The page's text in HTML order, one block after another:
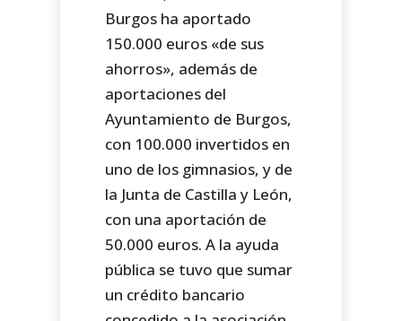
Burgos ha aportado
150.000 euros «de sus
ahorros», además de
aportaciones del
Ayuntamiento de Burgos,
con 100.000 invertidos en
uno de los gimnasios, y de
la Junta de Castilla y León,
con una aportación de
50.000 euros. A la ayuda
pública se tuvo que sumar
un crédito bancario